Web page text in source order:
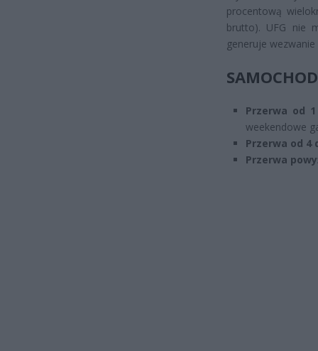
procentową
brutto). UFG nie
generuje
Przerwa od
weekendowe
Przerwa od 4
Przerwa